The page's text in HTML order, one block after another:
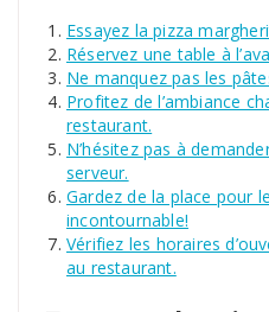
Essayez la pizza
Réservez une table à
Ne manquez pas les
Profitez de l’ambiance
restaurant.
N’hésitez pas à
serveur.
Gardez de la place pour
incontournable!
Vérifiez les horaires
au restaurant.